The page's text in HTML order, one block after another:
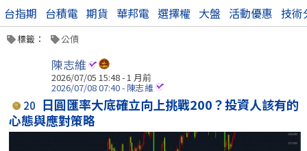
台指期 台積電 期貨 華邦電 選擇權 大盤 活動優惠 技術
標籤： 公債
陳志維
2026/07/05 15:48 - 1 月前
2026/07/08 07:40 - 陳志維
20 日圓匯率大底確立向上挑戰200？投資人該有的
心態與應對策略